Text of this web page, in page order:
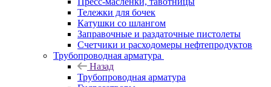
Тележки для бочек
Катушки со шлангом
Заправочные и раздаточные пистолеты
Счетчики и расходомеры нефтепродуктов
Трубопроводная арматура
Назад
Трубопроводная арматура